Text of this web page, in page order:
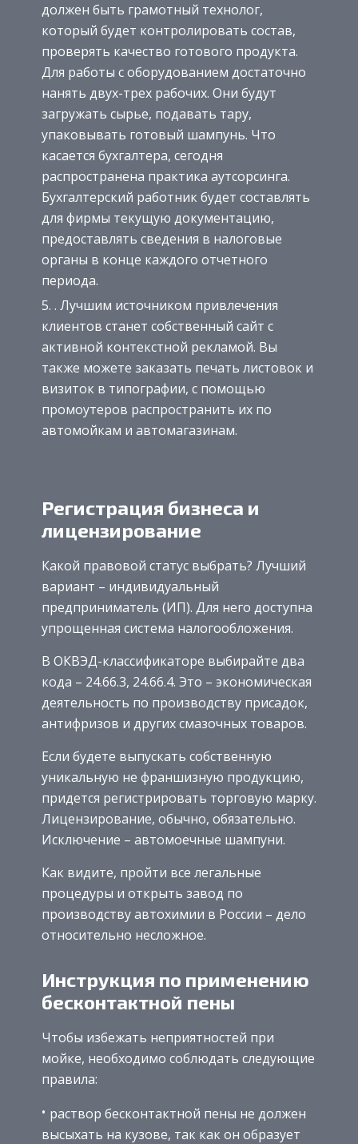
должен быть грамотный технолог,
который будет контролировать состав,
проверять качество готового продукта.
Для работы с оборудованием достаточно
нанять двух-трех рабочих. Они будут
загружать сырье, подавать тару,
упаковывать готовый шампунь. Что
касается бухгалтера, сегодня
распространена практика аутсорсинга.
Бухгалтерский работник будет составлять
для фирмы текущую документацию,
предоставлять сведения в налоговые
органы в конце каждого отчетного
периода.
. Лучшим источником привлечения
клиентов станет собственный сайт с
активной контекстной рекламой. Вы
также можете заказать печать листовок и
визиток в типографии, с помощью
промоутеров распространить их по
автомойкам и автомагазинам.
Регистрация бизнеса и
лицензирование
Какой правовой статус выбрать? Лучший
вариант – индивидуальный
предприниматель (ИП). Для него доступна
упрощенная система налогообложения.
В ОКВЭД-классификаторе выбирайте два
кода – 24.66.3, 24.66.4. Это – экономическая
деятельность по производству присадок,
антифризов и других смазочных товаров.
Если будете выпускать собственную
уникальную не франшизную продукцию,
придется регистрировать торговую марку.
Лицензирование, обычно, обязательно.
Исключение – автомоечные шампуни.
Как видите, пройти все легальные
процедуры и открыть завод по
производству автохимии в России – дело
относительно несложное.
Инструкция по применению
бесконтактной пены
Чтобы избежать неприятностей при
мойке, необходимо соблюдать следующие
правила:
раствор бесконтактной пены не должен
высыхать на кузове, так как он образует